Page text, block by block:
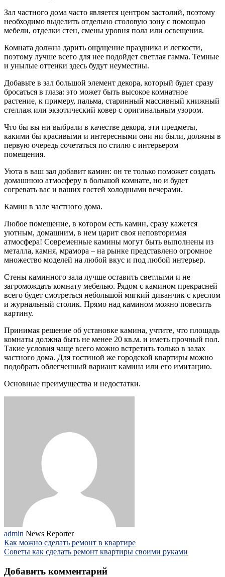
Зал частного дома часто является центром застолий, поэтому
необходимо выделить отдельно столовую зону с помощью
мебели, отделки стен, смены уровня пола или освещения.
Комната должна дарить ощущение праздника и легкости,
поэтому лучше всего для нее подойдет светлая гамма. Темные
и унылые оттенки здесь будут неуместны.
Добавьте в зал большой элемент декора, который будет сразу
бросаться в глаза: это может быть высокое комнатное
растение, к примеру, пальма, старинный массивный книжный
стеллаж или экзотический ковер с оригинальным узором.
Что бы вы ни выбрали в качестве декора, эти предметы,
какими бы красивыми и интересными они ни были, должны в
первую очередь сочетаться по стилю с интерьером
помещения.
Уюта в ваш зал добавит камин: он те только поможет создать
домашнюю атмосферу в большой комнате, но и будет
согревать вас и ваших гостей холодными вечерами.
Камин в зале частного дома.
Любое помещение, в котором есть камин, сразу кажется
уютным, домашним, в нем царит своя неповторимая
атмосфера! Современные камины могут быть выполнены из
металла, камня, мрамора – на рынке представлено огромное
множество моделей на любой вкус и под любой интерьер.
Стены каминного зала лучше оставить светлыми и не
загромождать комнату мебелью. Рядом с камином прекрасней
всего будет смотреться небольшой мягкий диванчик с креслом
и журнальный столик. Прямо над камином можно повесить
картину.
Принимая решение об установке камина, учтите, что площадь
комнаты должна быть не менее 20 кв.м. и иметь прочный пол.
Такие условия чаще всего можно встретить только в залах
частного дома. Для гостиной же городской квартиры можно
подобрать облегченный вариант камина или его имитацию.
Основные преимущества и недостатки.
admin News Reporter
Как можно сделать ремонт в квартире
Советы как сделать ремонт квартиры своими руками
Добавить комментарий